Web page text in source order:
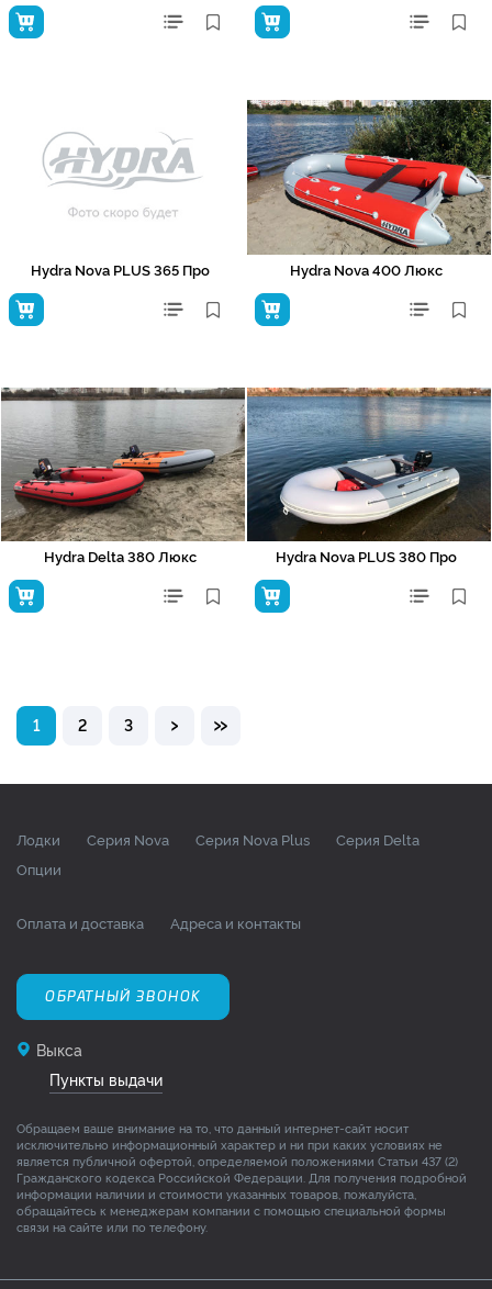
Hydra Nova PLUS 365 Про Hydra Nova 400 Люкс
Hydra Delta 380 Люкс Hydra Nova PLUS 380 Про
1 2 3 › »
Лодки Серия Nova Серия Nova Plus
Серия Delta
Опции
Оплата и доставка Адреса и контакты
ОБРАТНЫЙ ЗВОНОК
Выкса
Пункты выдачи
Обращаем ваше внимание на то, что данный интернет-сайт носит
исключительно информационный характер и ни при каких условиях не
является публичной офертой, определяемой положениями Статьи 437 (2)
Гражданского кодекса Российской Федерации. Для получения подробной
информации наличии и стоимости указанных товаров, пожалуйста,
обращайтесь к менеджерам компании с помощью специальной формы
связи на сайте или по телефону.